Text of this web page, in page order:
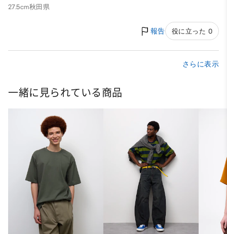
27.5cm秋田県
報告 役に立った 0
さらに表示
一緒に見られている商品